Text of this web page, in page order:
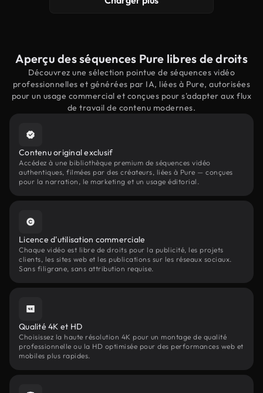
Aperçu des séquences Pure libres de droits
Découvrez une sélection pointue de séquences vidéo
professionnelles et générées par IA, liées à Pure, autorisées
pour un usage commercial et conçues pour s'adapter aux flux
de travail de contenu modernes.
Contenu original exclusif
Accédez à une bibliothèque premium de séquences vidéo
authentiques, filmées par des créateurs, liées à Pure — conçues
pour la narration, le marketing et un usage éditorial.
Licence d'utilisation commerciale
Chaque vidéo est libre de droits pour la publicité, les projets
clients, les sites web et les publications sur les réseaux sociaux.
Sans filigrane, sans attribution requise.
Qualité 4K et HD
Choisissez la haute résolution 4K pour un montage de qualité
professionnelle ou la HD optimisée pour des performances web et
mobiles plus rapides.